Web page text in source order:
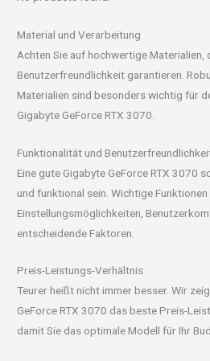
Material und Verarbeitung
Achten Sie auf hochwertige Materialien,
Benutzerfreundlichkeit garantieren.
Materialien sind besonders wichtig für
Gigabyte GeForce RTX 3070.
Funktionalität und
Eine gute Gigabyte GeForce RTX 3070
und funktional sein. Wichtige Funktionen
Einstellungsmöglichkeiten,
entscheidende Faktoren.
Preis-Leistungs-Verhältnis
Teurer heißt nicht immer besser. Wir
GeForce RTX 3070 das beste Preis-
damit Sie das optimale Modell für Ihr